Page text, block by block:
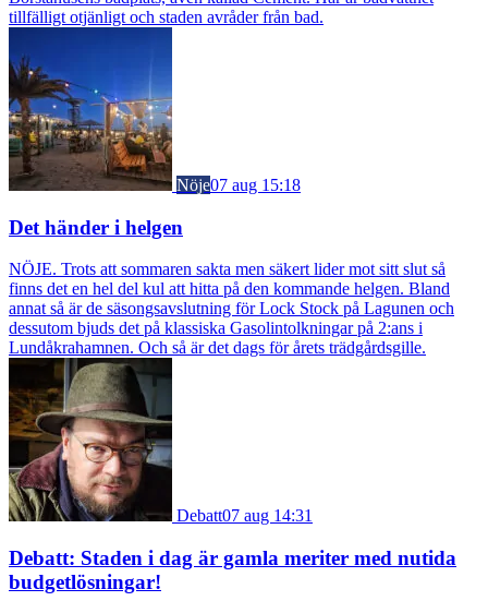
tillfälligt otjänligt och staden avråder från bad.
Nöje07 aug 15:18
Det händer i helgen
NÖJE. Trots att sommaren sakta men säkert lider mot sitt slut så
finns det en hel del kul att hitta på den kommande helgen. Bland
annat så är de säsongsavslutning för Lock Stock på Lagunen och
dessutom bjuds det på klassiska Gasolintolkningar på 2:ans i
Lundåkrahamnen. Och så är det dags för årets trädgårdsgille.
Debatt07 aug 14:31
Debatt: Staden i dag är gamla meriter med nutida
budgetlösningar!